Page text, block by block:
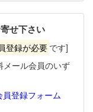
せ下さい
登録が必要 です]
メール会員のいず
登録フォーム